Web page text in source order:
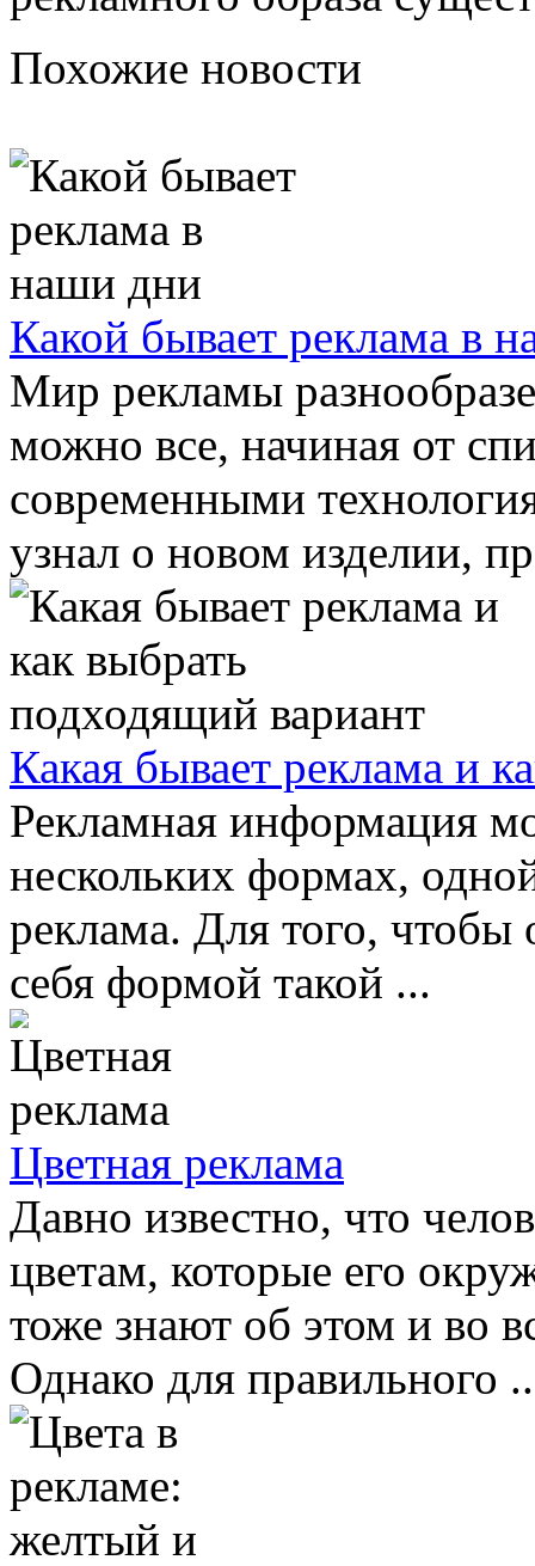
Похожие новости
Какой бывает реклама в
Мир рекламы
можно все, начиная от
современными
узнал о новом изделии,
Какая бывает реклама и
Рекламная информация
нескольких формах,
реклама. Для того, чтобы
себя формой такой ...
Цветная реклама
Давно известно, что
цветам, которые его
тоже знают об этом и во
Однако для правильного